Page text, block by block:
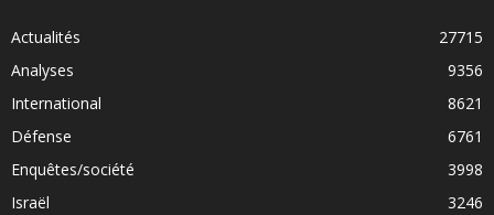
Actualités
27715
Analyses
9356
International
8621
Défense
6761
Enquêtes/société
3998
Israël
3246